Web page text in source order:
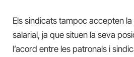
Els sindicats tampoc accepten
salarial, ja que situen la seva
l’acord entre les patronals i